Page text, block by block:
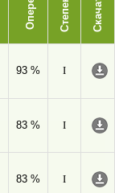
Степень Скачать
93 %
I
83 %
I
83 %
I